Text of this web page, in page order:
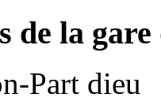
de la
Part dieu